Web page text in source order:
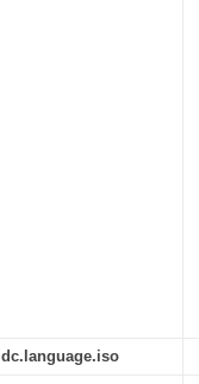
dc.language.iso